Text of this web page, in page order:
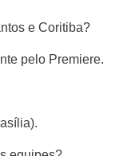
e Coritiba?
pelo Premiere.